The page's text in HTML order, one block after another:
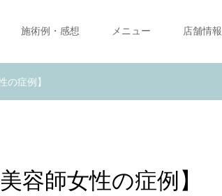
施術例・感想 メニュー 店舗情報
の症例】
容師女性の症例】